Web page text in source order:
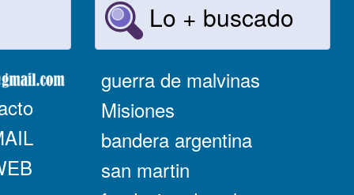
Lo + buscado
guerra de malvinas
Misiones
bandera argentina
san martin